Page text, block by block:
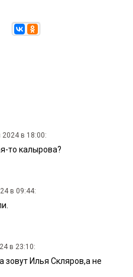
2024 в 18:00:
то калырова?
в 09:44:
в 23:10:
зовут Илья Скляров,а не